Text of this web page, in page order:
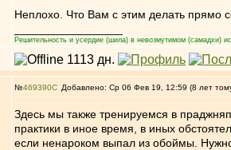
Неплохо. Что Вам с этим делать прямо
Решительность и усердие (шила) в невозмутимом (самадхи)
№469390 Добавлено: Ср 06 Фев 19, 12:59 (8 лет
Здесь мы также тренируемся в
практики в иное время, в иных
если ненароком выпал из обоймы.